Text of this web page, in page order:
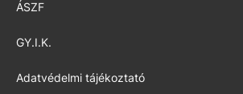
ÁSZF
GY.I.K.
Adatvédelmi tájékoztató